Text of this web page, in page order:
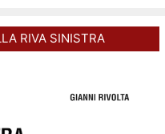
RIVA SINISTRA